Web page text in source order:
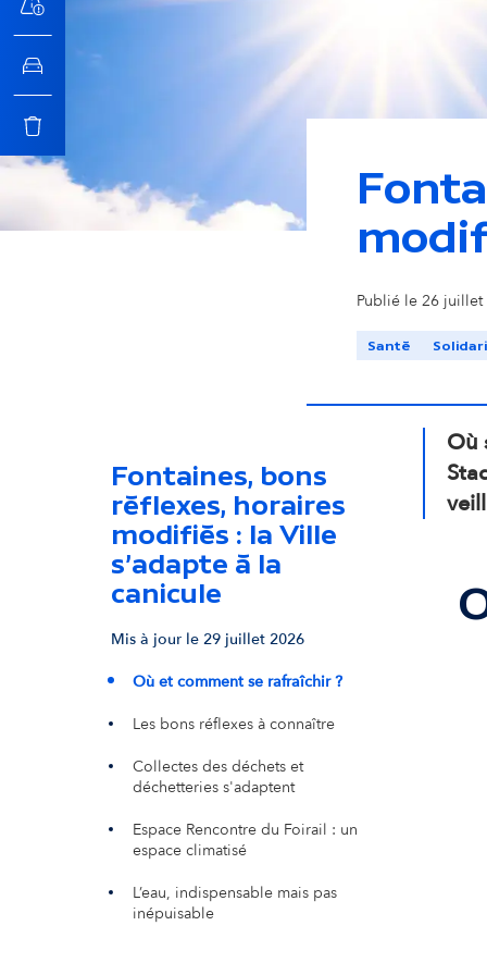
n
c
p
Publié le 26
Santé
Fontaines, bons
réflexes, horaires
modifiés : la Ville
s'adapte à la
canicule
Mis à jour le 29 juillet 2026
Où et comment se rafraîchir ?
Les bons réflexes à connaître
Collectes des déchets et
déchetteries s'adaptent
Espace Rencontre du Foirail : un
espace climatisé
L’eau, indispensable mais pas
inépuisable
Où